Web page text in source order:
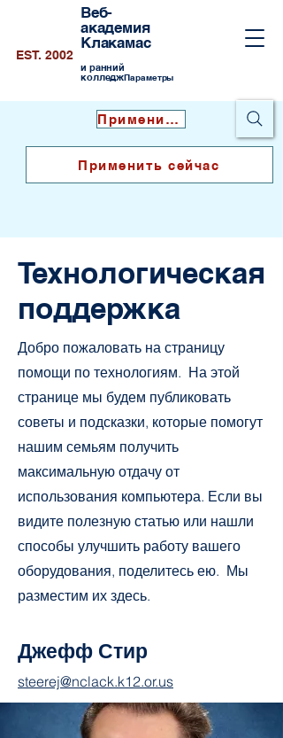
Веб-
академия
Клакамас
и ранний
колледжПараметры
EST. 2002
Применить сейчас
Применить сейчас
Технологическая
поддержка
Добро пожаловать на страницу
помощи по технологиям. На этой
странице мы будем публиковать
советы и подсказки, которые помогут
нашим семьям получить
максимальную отдачу от
использования компьютера. Если вы
видите полезную статью или нашли
способы улучшить работу вашего
оборудования, поделитесь ею. Мы
разместим их здесь.
Джефф Стир
steerej@nclack.k12.or.us